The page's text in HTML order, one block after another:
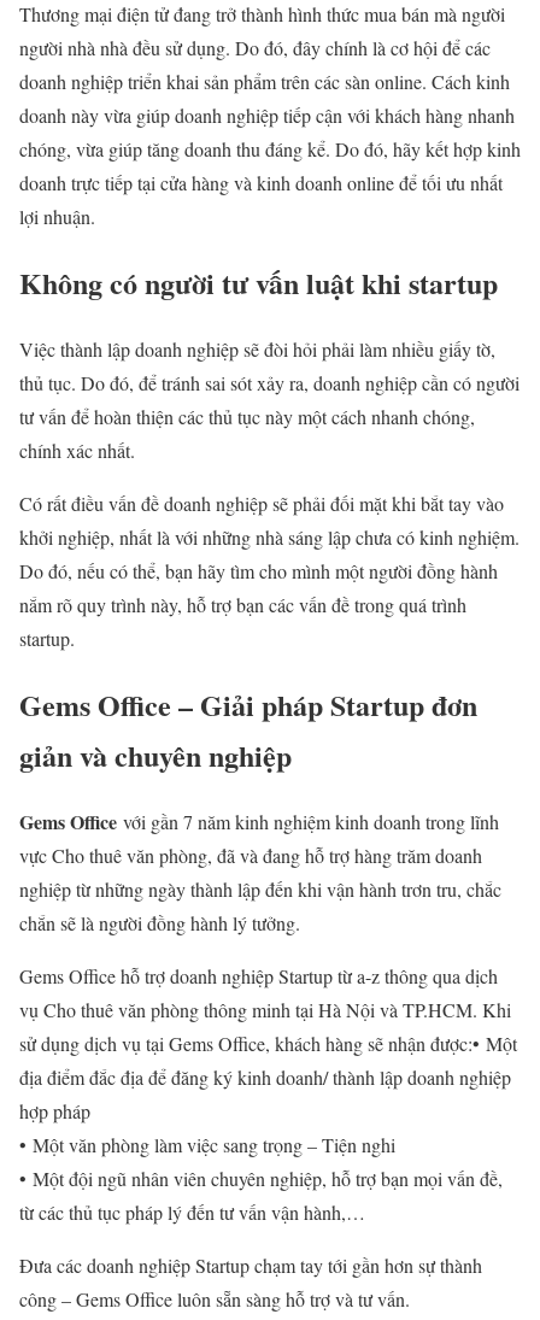
Thương mại điện tử đang trở thành hình thức mua bán mà người
người nhà nhà đều sử dụng. Do đó, đây chính là cơ hội để các
doanh nghiệp triển khai sản phẩm trên các sàn online. Cách kinh
doanh này vừa giúp doanh nghiệp tiếp cận với khách hàng nhanh
chóng, vừa giúp tăng doanh thu đáng kể. Do đó, hãy kết hợp kinh
doanh trực tiếp tại cửa hàng và kinh doanh online để tối ưu nhất
lợi nhuận.
Không có người tư vấn luật khi startup
Việc thành lập doanh nghiệp sẽ đòi hỏi phải làm nhiều giấy tờ,
thủ tục. Do đó, để tránh sai sót xảy ra, doanh nghiệp cần có người
tư vấn để hoàn thiện các thủ tục này một cách nhanh chóng,
chính xác nhất.
Có rất điều vấn đề doanh nghiệp sẽ phải đối mặt khi bắt tay vào
khởi nghiệp, nhất là với những nhà sáng lập chưa có kinh nghiệm.
Do đó, nếu có thể, bạn hãy tìm cho mình một người đồng hành
nắm rõ quy trình này, hỗ trợ bạn các vấn đề trong quá trình
startup.
Gems Office – Giải pháp Startup đơn
giản và chuyên nghiệp
Gems Office với gần 7 năm kinh nghiệm kinh doanh trong lĩnh
vực Cho thuê văn phòng, đã và đang hỗ trợ hàng trăm doanh
nghiệp từ những ngày thành lập đến khi vận hành trơn tru, chắc
chắn sẽ là người đồng hành lý tưởng.
Gems Office hỗ trợ doanh nghiệp Startup từ a-z thông qua dịch
vụ Cho thuê văn phòng thông minh tại Hà Nội và TP.HCM. Khi
sử dụng dịch vụ tại Gems Office, khách hàng sẽ nhận được:• Một
địa điểm đắc địa để đăng ký kinh doanh/ thành lập doanh nghiệp
hợp pháp
• Một văn phòng làm việc sang trọng – Tiện nghi
• Một đội ngũ nhân viên chuyên nghiệp, hỗ trợ bạn mọi vấn đề,
từ các thủ tục pháp lý đến tư vấn vận hành,…
Đưa các doanh nghiệp Startup chạm tay tới gần hơn sự thành
công – Gems Office luôn sẵn sàng hỗ trợ và tư vấn.